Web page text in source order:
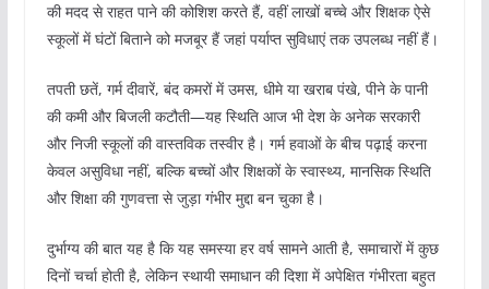
की मदद से राहत पाने की कोशिश करते हैं, वहीं लाखों बच्चे और शिक्षक ऐसे
स्कूलों में घंटों बिताने को मजबूर हैं जहां पर्याप्त सुविधाएं तक उपलब्ध नहीं हैं।
तपती छतें, गर्म दीवारें, बंद कमरों में उमस, धीमे या खराब पंखे, पीने के पानी
की कमी और बिजली कटौती—यह स्थिति आज भी देश के अनेक सरकारी
और निजी स्कूलों की वास्तविक तस्वीर है। गर्म हवाओं के बीच पढ़ाई करना
केवल असुविधा नहीं, बल्कि बच्चों और शिक्षकों के स्वास्थ्य, मानसिक स्थिति
और शिक्षा की गुणवत्ता से जुड़ा गंभीर मुद्दा बन चुका है।
दुर्भाग्य की बात यह है कि यह समस्या हर वर्ष सामने आती है, समाचारों में कुछ
दिनों चर्चा होती है, लेकिन स्थायी समाधान की दिशा में अपेक्षित गंभीरता बहुत